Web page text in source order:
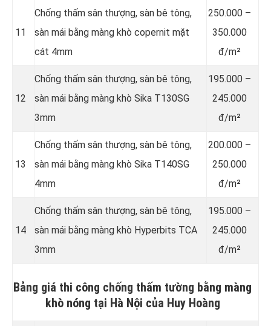
11
Chống thấm sân thượng, sàn bê tông,
sàn mái bằng màng khò copernit mặt
cát 4mm
250.000 –
350.000
đ/m²
12
Chống thấm sân thượng, sàn bê tông,
sàn mái bằng màng khò Sika T130SG
3mm
195.000 –
245.000
đ/m²
13
Chống thấm sân thượng, sàn bê tông,
sàn mái bằng màng khò Sika T140SG
4mm
200.000 –
250.000
đ/m²
14
Chống thấm sân thượng, sàn bê tông,
sàn mái bằng màng khò Hyperbits TCA
3mm
195.000 –
245.000
đ/m²
Bảng giá thi công chống thấm tường bằng màng
khò nóng tại Hà Nội của Huy Hoàng